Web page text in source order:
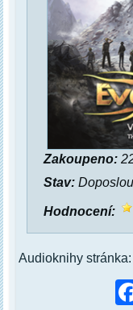
Zakoupeno:
Stav:
Hodnocení:
Audioknihy stránka: